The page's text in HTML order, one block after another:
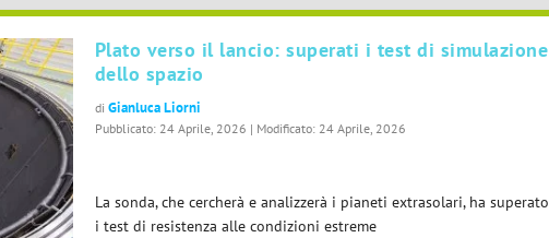
Plato verso il lancio: superati i test di simulazione
dello spazio
di Gianluca Liorni
Pubblicato: 24 Aprile, 2026 | Modificato: 24 Aprile, 2026
La sonda, che cercherà e analizzerà i pianeti extrasolari, ha superato
i test di resistenza alle condizioni estreme